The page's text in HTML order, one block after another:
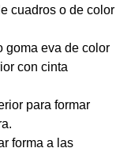
cuadros o de color
goma eva de color
con cinta
para formar
forma a las